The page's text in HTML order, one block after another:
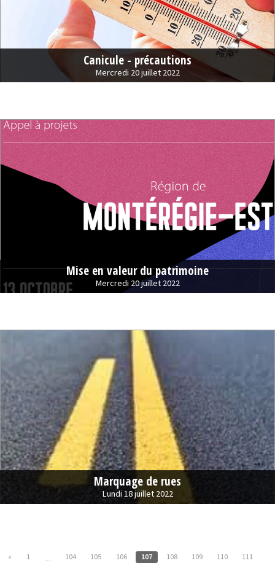
Canicule - précautions
Mercredi 20 juillet 2022
Mise en valeur du patrimoine
Mercredi 20 juillet 2022
Marquage de rues
Lundi 18 juillet 2022
« 1 ... 104 105 106 107 108 109 110
111